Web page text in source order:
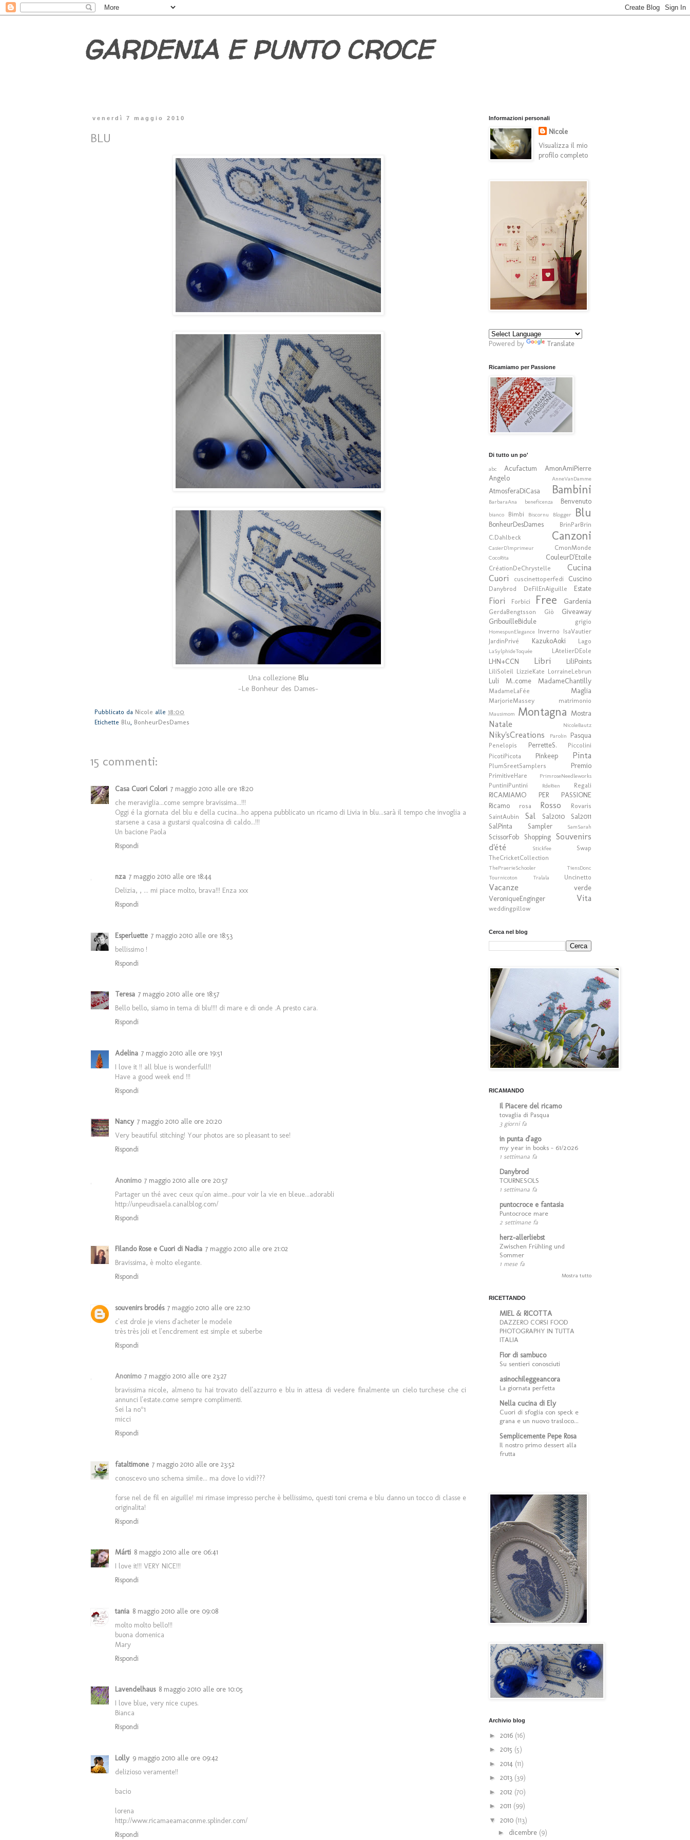
GARDENIA E PUNTO CROCE
venerdì 7 maggio 2010
BLU
Una collezione Blu
-Le Bonheur des Dames-
Pubblicato da Nicole alle 18:00
Etichette Blu BonheurDesDames
15 commenti:
Casa Cuori Colori 7 maggio 2010 alle ore 18:20
che meraviglia...come sempre bravissima...!!!
Oggi é la giornata del blu e della cucina...ho appena pubblicato un ricamo di Livia in blu...sarà il tempo che invoglia a
starsene a casa a gustarsi qualcosina di caldo...!!!
Un bacione Paola
Rispondi
nza 7 maggio 2010 alle ore 18:44
Delizia, , ... mi piace molto, brava!!! Enza xxx
Rispondi
Esperluette 7 maggio 2010 alle ore 18:53
bellissimo !
Rispondi
Teresa 7 maggio 2010 alle ore 18:57
Bello bello, siamo in tema di blu!!!! di mare e di onde .A presto cara.
Rispondi
Adelina 7 maggio 2010 alle ore 19:51
I love it !! all blue is wonderfull!!
Have a good week end !!!
Rispondi
Nancy 7 maggio 2010 alle ore 20:20
Very beautiful stitching! Your photos are so pleasant to see!
Rispondi
Anonimo 7 maggio 2010 alle ore 20:57
Partager un thé avec ceux qu'on aime...pour voir la vie en bleue...adorabli
http://unpeudisaela.canalblog.com/
Rispondi
Filando Rose e Cuori di Nadia 7 maggio 2010 alle ore 21:02
Bravissima, è molto elegante.
Rispondi
souvenirs brodés 7 maggio 2010 alle ore 22:10
c'est drole je viens d'acheter le modele
très très joli et l'encdrement est simple et suberbe
Rispondi
Anonimo 7 maggio 2010 alle ore 23:27
bravissima nicole, almeno tu hai trovato dell'azzurro e blu in attesa di vedere finalmente un cielo turchese che ci
annunci l'estate.come sempre complimenti.
Sei la no°1
micci
Rispondi
fataltimone 7 maggio 2010 alle ore 23:52
conoscevo uno schema simile... ma dove lo vidi???
forse nel de fil en aiguille! mi rimase impresso perche è bellissimo, questi toni crema e blu danno un tocco di classe e
originalita!
Rispondi
Márti 8 maggio 2010 alle ore 06:41
I love it!!! VERY NICE!!!
Rispondi
tania 8 maggio 2010 alle ore 09:08
molto molto bello!!!
buona domenica
Mary
Rispondi
Lavendelhaus 8 maggio 2010 alle ore 10:05
I love blue, very nice cupes.
Bianca
Rispondi
Lolly 9 maggio 2010 alle ore 09:42
delizioso veramente!!
bacio
lorena
http://www.ricamaeamaconme.splinder.com/
Rispondi
Informazioni personali
Nicole
Visualizza il mio
profilo completo
Powered by Translate
Ricamiamo per Passione
Di tutto un po'
abc Acufactum
AmonAmiPierre
Angelo
AnneVanDamme
AtmosferaDiCasa Bambini
BarbaraAna beneficenza Benvenuto
bianco Bimbi Biscornu Blogger Blu
BonheurDesDames
BrinParBrin
C.Dahlbeck
Canzoni
CasierD'Imprimeur CmonMonde
CocoRita CouleurD'Etoile
CréationDeChrystelle
Cucina
Cuori
cuscinettoperfedi Cuscino
Danybrod DeFilEnAiguille Estate
Fiori Forbici Free Gardenia
GerdaBengtsson Giò
Giveaway
GribouilleBidule
grigio
HomespunElegance Inverno IsaVautier
JardinPrivé
KazukoAoki Lago
LaSylphideToquée LAtelierDEole
LHN+CCN Libri LiliPoints
LiliSoleil LizzieKate LorraineLebrun
Luli M..come MadameChantilly
MadameLaFée Maglia
MarjorieMassey matrimonio
Mausimom Montagna Mostra
Natale NicoleBautz
Niky'sCreations Parolin Pasqua
Penelopis PerretteS.
Piccolini
PicotiPicota
Pinkeep Pinta
PlumSreetSamplers Premio
PrimitiveHare PrimroseNeedleworks
PuntiniPuntini RdeRien Regali
RICAMIAMO PER PASSIONE
Ricamo
rosa Rosso
Rovaris
SaintAubin
Sal Sal2010
Sal2011
SalPinta
Sampler SamSarah
ScissorFob Shopping Souvenirs
d'été
Stickfee
Swap
TheCricketCollection
ThePraerieSchooler
TiensDonc
Tournicoton
Tralala Uncinetto
Vacanze
verde
VeroniqueEnginger
Vita
weddingpillow
Cerca nel blog
RICAMANDO
Il Piacere del ricamo
tovaglia di Pasqua
3 giorni fa
in punta d'ago
my year in books - 61/2026
1 settimana fa
Danybrod
TOURNESOLS
1 settimana fa
puntocroce e fantasia
Puntocroce mare
2 settimane fa
herz-allerliebst
Zwischen Frühling und
Sommer
1 mese fa
Mostra tutto
RICETTANDO
MIEL & RICOTTA
DAZZERO CORSI FOOD
PHOTOGRAPHY IN TUTTA
ITALIA
Fior di sambuco
Su sentieri conosciuti
asinochileggeancora
La giornata perfetta
Nella cucina di Ely
Cuori di sfoglia con speck e
grana e un nuovo trasloco...
Semplicemente Pepe Rosa
Il nostro primo dessert alla
frutta
Archivio blog
► 2016 (16)
► 2015 (5)
► 2014 (11)
► 2013 (39)
► 2012 (70)
► 2011 (99)
▼ 2010 (113)
► dicembre (9)